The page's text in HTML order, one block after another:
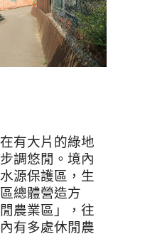
有大片的綠地
調悠閒。境內
源保護區，生
總體營造方
農業區」，往
有多處休閒農